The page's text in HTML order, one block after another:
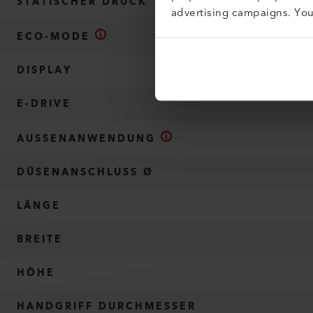
advertising campaigns.
ECO-MODE
DISPLAY
E-DRIVE
AUSSENANWENDUNG
DÜSENANSCHLUSS Ø
LÄNGE
BREITE
HÖHE
HANDGRIFF DURCHMESSER